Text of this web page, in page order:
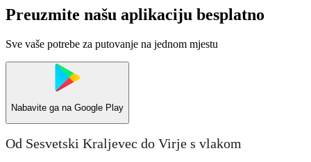
Preuzmite našu aplikaciju besplatno
Sve vaše potrebe za putovanje na jednom mjestu
Nabavite ga na Google Play
Od Sesvetski Kraljevec do Virje s vlakom